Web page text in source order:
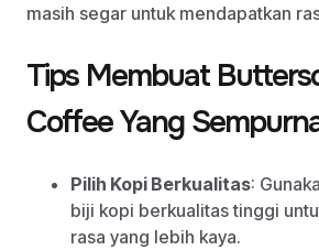
masih segar untuk mendapatkan
Tips Membuat
Coffee Yang
Pilih Kopi Berkualitas:
biji kopi berkualitas tinggi
rasa yang lebih kaya.